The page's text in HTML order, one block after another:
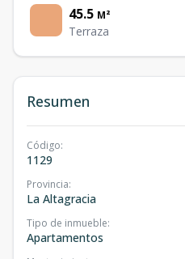
45.5 M²
Terraza
Resumen
Código:
1129
Provincia:
La Altagracia
Tipo de inmueble:
Apartamentos